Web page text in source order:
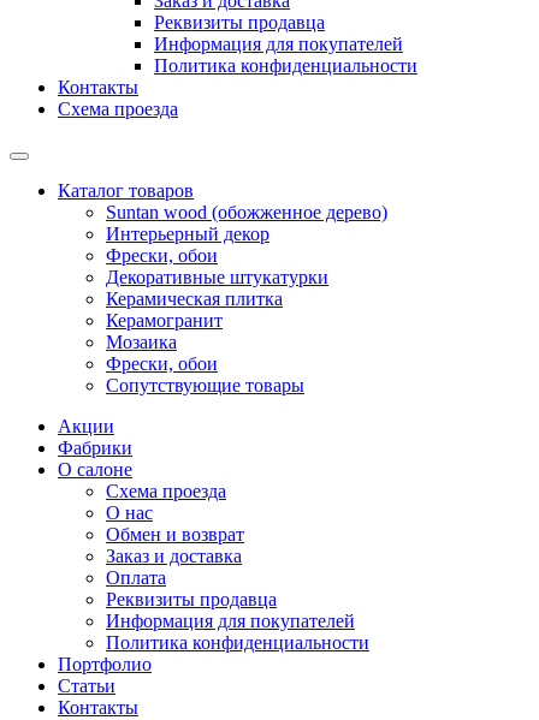
Реквизиты продавца
Информация для покупателей
Политика конфиденциальности
Контакты
Схема проезда
Каталог товаров
Suntan wood (обожженное дерево)
Интерьерный декор
Фрески, обои
Декоративные штукатурки
Керамическая плитка
Керамогранит
Мозаика
Фрески, обои
Сопутствующие товары
Акции
Фабрики
О салоне
Схема проезда
О нас
Обмен и возврат
Заказ и доставка
Оплата
Реквизиты продавца
Информация для покупателей
Политика конфиденциальности
Портфолио
Статьи
Контакты